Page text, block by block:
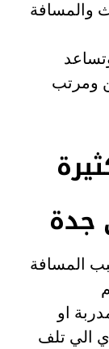
والمسافة
ومرتب
جدة
المسافة
او
الي تلف